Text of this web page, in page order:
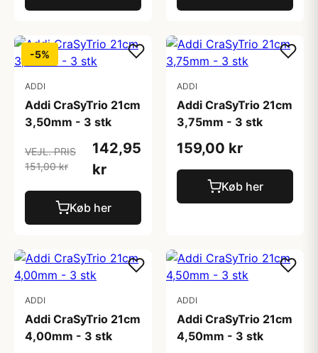
-5%
ADDI
Addi CraSyTrio 21cm
3,50mm - 3 stk
VEJL. PRIS
151,00 kr
142,95
kr
Køb her
ADDI
Addi CraSyTrio 21cm
3,75mm - 3 stk
159,00 kr
Køb her
ADDI
Addi CraSyTrio 21cm
4,00mm - 3 stk
ADDI
Addi CraSyTrio 21cm
4,50mm - 3 stk